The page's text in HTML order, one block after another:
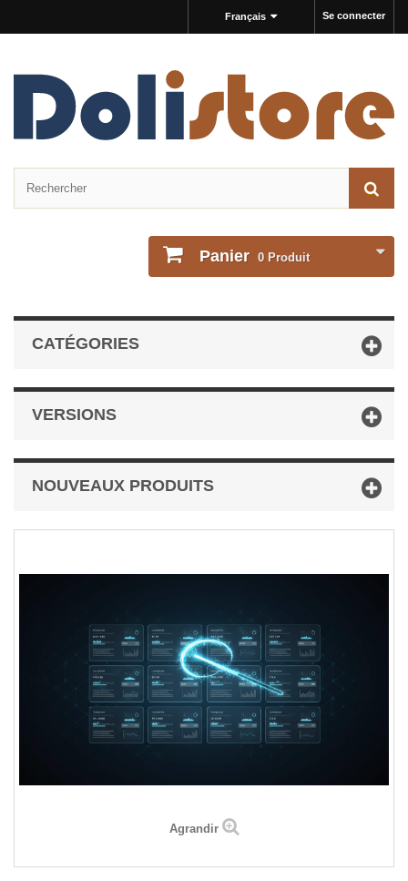
Se connecter
Français
Panier 0 Produit
CATÉGORIES
VERSIONS
NOUVEAUX PRODUITS
Agrandir